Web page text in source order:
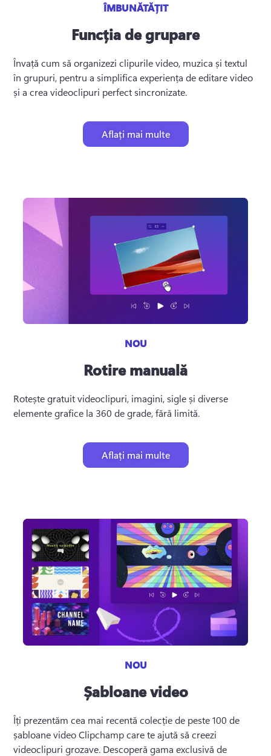
ÎMBUNĂTĂȚIT
Funcția de grupare
Învață cum să organizezi clipurile video, muzica și textul
în grupuri, pentru a simplifica experiența de editare video
și a crea videoclipuri perfect sincronizate.
Aflați mai multe
NOU
Rotire manuală
Rotește gratuit videoclipuri, imagini, sigle și diverse
elemente grafice la 360 de grade, fără limită.
Aflați mai multe
NOU
Șabloane video
Îți prezentăm cea mai recentă colecție de peste 100 de
șabloane video Clipchamp care te ajută să creezi
videoclipuri grozave. Descoperă gama exclusivă de